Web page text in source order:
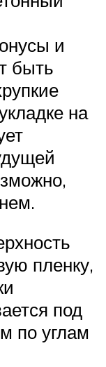
и
быть
на
пленку,
под
по углам